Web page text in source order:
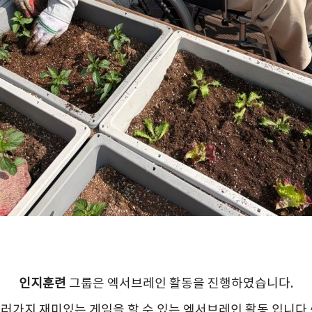
인지훈련 그룹은 엑서브레인 활동을 진행하였습니다.